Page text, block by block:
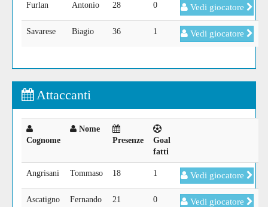
Furlan Antonio 28 0 Vedi giocatore
Savarese Biagio 36 1 Vedi giocatore
Attaccanti
Cognome
Nome
Presenze
Goal
fatti
Angrisani Tommaso 18 1 Vedi giocatore
Ascatigno Fernando 21 0 Vedi giocatore